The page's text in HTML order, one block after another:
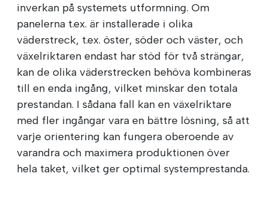
inverkan på systemets utformning. Om
panelerna t.ex. är installerade i olika
väderstreck, t.ex. öster, söder och väster, och
växelriktaren endast har stöd för två strängar,
kan de olika väderstrecken behöva kombineras
till en enda ingång, vilket minskar den totala
prestandan. I sådana fall kan en växelriktare
med fler ingångar vara en bättre lösning, så att
varje orientering kan fungera oberoende av
varandra och maximera produktionen över
hela taket, vilket ger optimal systemprestanda.